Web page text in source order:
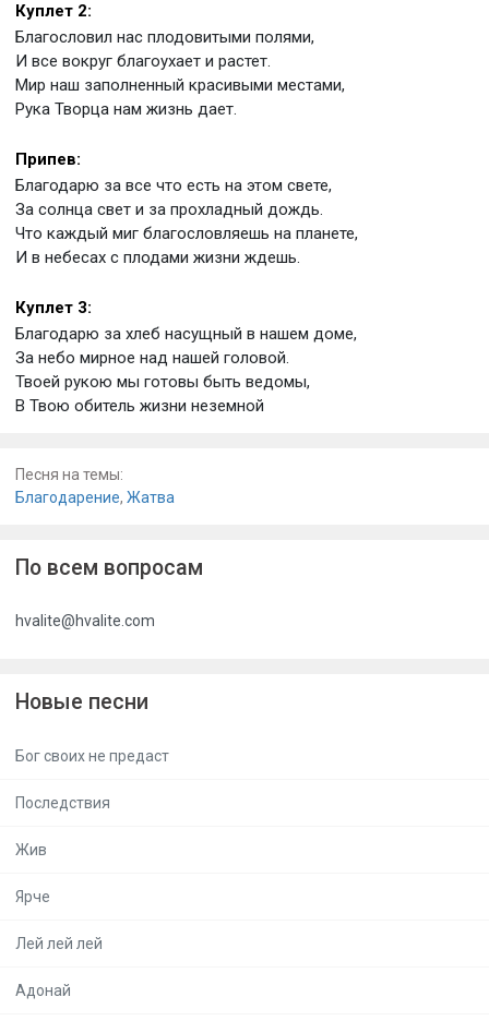
Куплет 2:
Благословил нас плодовитыми полями,
И все вокруг благоухает и растет.
Мир наш заполненный красивыми местами,
Рука Творца нам жизнь дает.
Припев:
Благодарю за все что есть на этом свете,
За солнца свет и за прохладный дождь.
Что каждый миг благословляешь на планете,
И в небесах с плодами жизни ждешь.
Куплет 3:
Благодарю за хлеб насущный в нашем доме,
За небо мирное над нашей головой.
Твоей рукою мы готовы быть ведомы,
В Твою обитель жизни неземной
Песня на темы:
Благодарение, Жатва
По всем вопросам
hvalite@hvalite.com
Новые песни
Бог своих не предаст
Последствия
Жив
Ярче
Лей лей лей
Адонай